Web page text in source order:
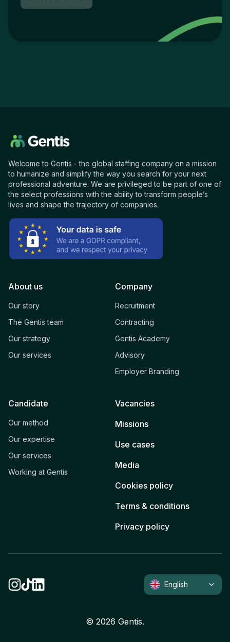
Welcome to Gentis - the global staffing company on a mission
to humanize and simplify the way you search for your next
professional adventure. We are privileged to be part of one of
the select professions with the ability to transform people’s
lives and shape the trajectory of companies.
About us
Our story
The Gentis team
Our strategy
Our services
Company
Recruitment
Contracting
Gentis Academy
Advisory
Employer Branding
Candidate
Our method
Our expertise
Our services
Working at Gentis
Vacancies
Missions
Use cases
Media
Cookies policy
Terms & conditions
Privacy policy
© 2026 Gentis.
English